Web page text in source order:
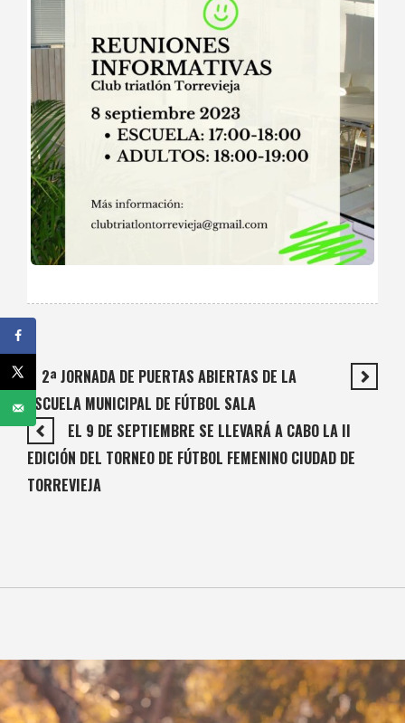
2ª JORNADA DE PUERTAS ABIERTAS DE LA
ESCUELA MUNICIPAL DE FÚTBOL SALA
EL 9 DE SEPTIEMBRE SE LLEVARÁ A CABO LA II
EDICIÓN DEL TORNEO DE FÚTBOL FEMENINO CIUDAD DE
TORREVIEJA